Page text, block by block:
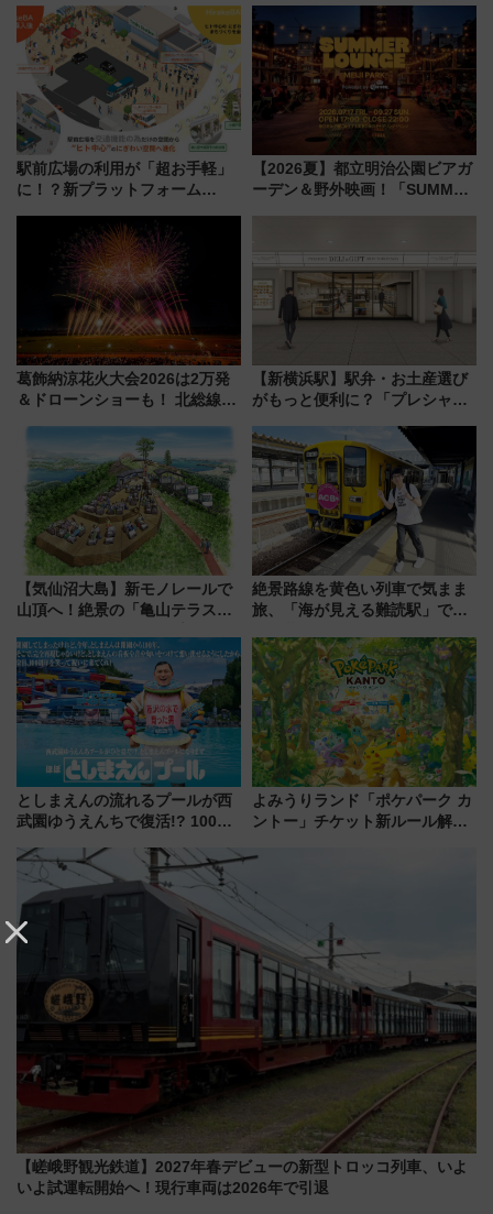
駅前広場の利用が「超お手軽」
に！？新プラットフォーム
マホで簡単申請 物販や演奏会な
どに【JR東日本】
【2026夏】都立明治公園ビアガ
ーデン＆野外映画！「SUMMER
葛飾納涼花火大会2026は2万発
＆ドローンショーも！ 北総線を
車、観覧スポット情報と周辺観
光まとめ（7/28開催）
【新横浜駅】駅弁・お土産選び
がもっと便利に？「プレシャス
ン 場所や営業時間・限定弁当
を紹介
【気仙沼大島】新モノレールで
山頂へ！絶景の「亀山テラス
暇村のお得な日帰りプランも登
場
絶景路線を黄色い列車で気まま
旅、「海が見える難読駅」で幸
「新・鉄道ひとり旅」279回目
の舞台は「島原鉄道」
としまえんの流れるプールが西
武園ゆうえんちで復活!? 100周
イダー」に注目 2026年夏は所
沢へ遊びに行こう
よみうりランド「ポケパーク カ
ントー」チケット新ルール解
本人確認が11月スタート
【嵯峨野観光鉄道】2027年春デビューの新型トロッコ列車、いよ
いよ試運転開始へ！現行車両は2026年で引退